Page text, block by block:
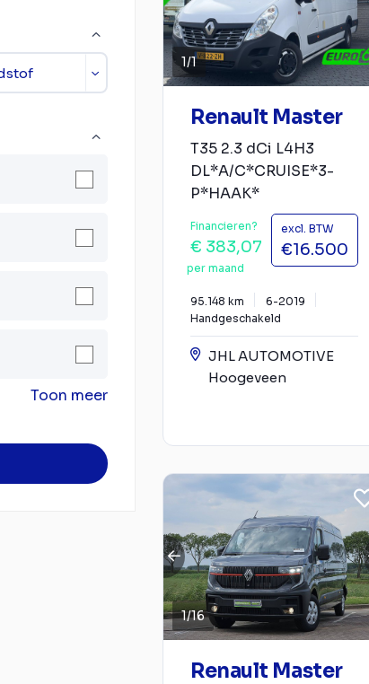
Toon meer
1/1
Renault Master
T35 2.3 dCi L4H3
DL*A/C*CRUISE*3-
P*HAAK*
Financieren?
€ 383,07
per maand
excl. BTW
€16.500
95.148 km
6-2019
Handgeschakeld
JHL AUTOMOTIVE
Hoogeveen
1/16
Renault Master